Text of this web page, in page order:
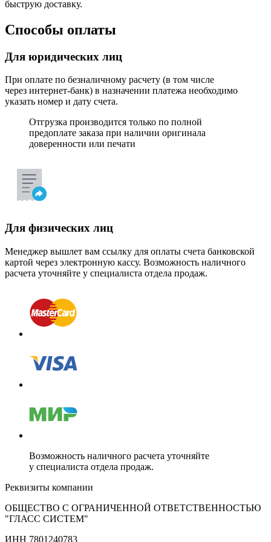
быструю доставку.
Способы оплаты
Для юридических лиц
При оплате по безналичному расчету (в том числе
через интернет-банк) в назначении платежа необходимо
указать номер и дату счета.
Отгрузка производится только по полной
предоплате заказа при наличии оригинала
доверенности или печати
Для физических лиц
Менеджер вышлет вам ссылку для оплаты счета банковской
картой через электронную кассу. Возможность наличного
расчета уточняйте у специалиста отдела продаж.
Возможность наличного расчета уточняйте
у специалиста отдела продаж.
Реквизиты компании
ОБЩЕСТВО С ОГРАНИЧЕННОЙ ОТВЕТСТВЕННОСТЬЮ
"ГЛАСС СИСТЕМ"
ИНН 7801240783